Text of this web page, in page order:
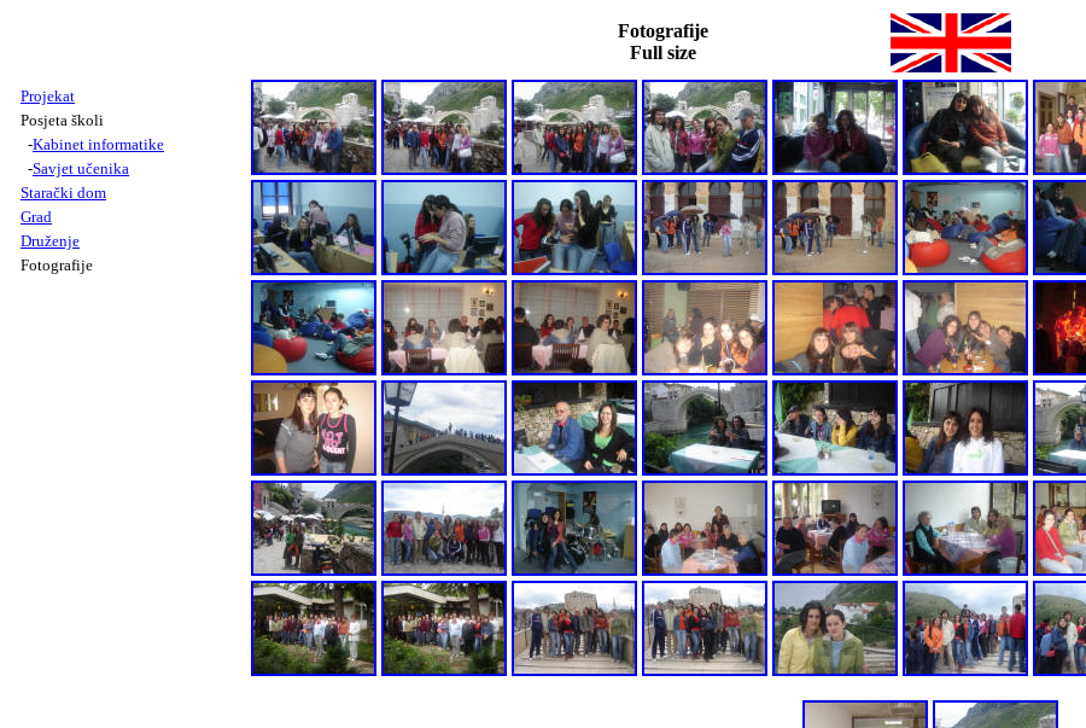
Fotografije
Full size
Projekat
Posjeta školi
-Kabinet informatike
-Savjet učenika
Starački dom
Grad
Druženje
Fotografije